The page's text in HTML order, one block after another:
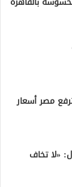
مصر أسعار
«لا تخاف